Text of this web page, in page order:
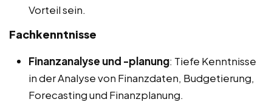
Vorteil sein.
Fachkenntnisse
Finanzanalyse und -planung: Tiefe Kenntnisse
in der Analyse von Finanzdaten, Budgetierung,
Forecasting und Finanzplanung.